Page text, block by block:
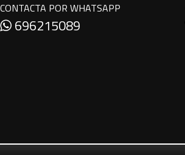
CONTACTA POR WHATSAPP
696215089